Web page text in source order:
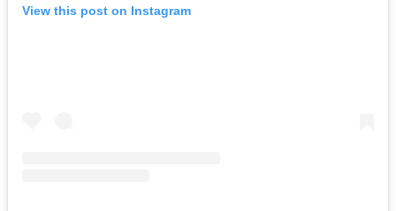
View this post on Instagram